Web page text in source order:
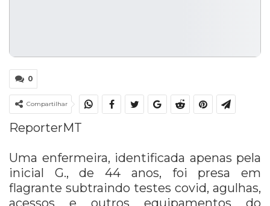
0
Compartilhar
ReporterMT
Uma enfermeira, identificada apenas pela
inicial G., de 44 anos, foi presa em
flagrante subtraindo testes covid, agulhas,
acessos e outros equipamentos do